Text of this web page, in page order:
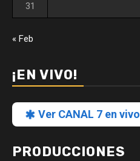
31
« Feb
¡EN VIVO!
Ver CANAL 7 en vivo
PRODUCCIONES